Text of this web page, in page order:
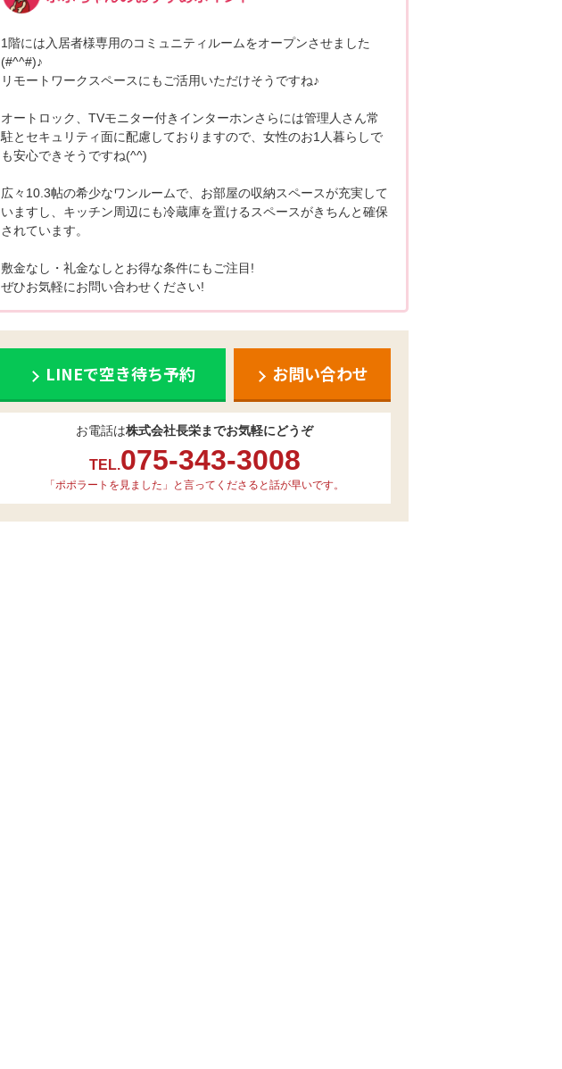
1階には入居者様専用のコミュニティルームをオープンさせました
(#^^#)♪
リモートワークスペースにもご活用いただけそうですね♪
オートロック、TVモニター付きインターホンさらには管理人さん常
駐とセキュリティ面に配慮しておりますので、女性のお1人暮らしで
も安心できそうですね(^^)
広々10.3帖の希少なワンルームで、お部屋の収納スペースが充実して
いますし、キッチン周辺にも冷蔵庫を置けるスペースがきちんと確保
されています。
敷金なし・礼金なしとお得な条件にもご注目!
ぜひお気軽にお問い合わせください!
LINEで空き待ち予約 お問い合わせ
お電話は株式会社長栄までお気軽にどうぞ
TEL.075-343-3008
「ポポラートを見ました」と言ってくださると話が早いです。